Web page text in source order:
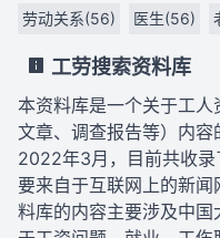
劳动关系(56) 医生(56)
工劳搜索资料库
本资料库是一个关于工
文章、调查报告等）内
2022年3月，目前共收
要来自于互联网上的新
料库的内容主要涉及中